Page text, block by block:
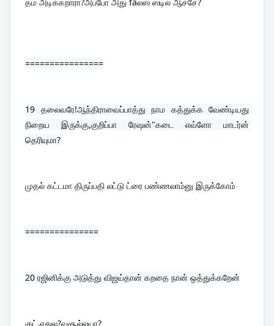
================
19 தலைவரே!ஆந்திராவைப்பாத்து நாம கத்துக்க வேண்டியது
நிறைய இருக்கு,குறிப்பா ரேஷன்"கடை எவ்ளோ மாடர்ன்
தெரியுமா?
முதல் கட்டமா திருப்பதி லட்டு ட்ரை பண்ணலாம்னு இருக்கோம்
===============
20 ரஜினிக்கு அடுத்து விஜய்தான் கறதை நான் ஒத்துக்கறேன்
குட்.எதுல?வசூல்லயா?